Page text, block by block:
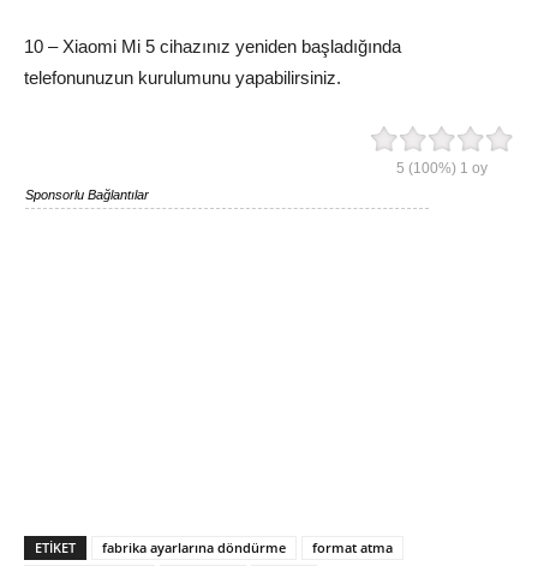
10 – Xiaomi Mi 5 cihazınız yeniden başladığında
telefonunuzun kurulumunu yapabilirsiniz.
5 (100%) 1 oy
Sponsorlu Bağlantılar
ETIKET fabrika ayarlarına döndürme format atma